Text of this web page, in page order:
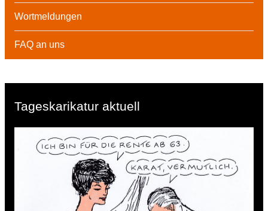
Wortmeldungen
FAQ an uns
Tageskarikatur aktuell